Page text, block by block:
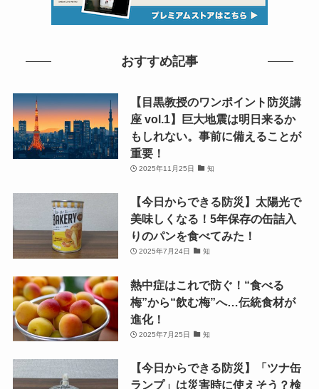
おすすめ記事
【目黒教授のワンポイント防災講
座 vol.1】巨大地震は明日来るか
もしれない。事前に備えることが
重要！
2025年11月25日 知
【今日からできる防災】太陽光で
美味しくなる！5年保存の缶詰入
りのパンを食べてみた！
2025年7月24日 知
熱中症はこれで防ぐ！“食べる
梅”から“飲む梅”へ…伝統食材が
進化！
2025年7月25日 知
【今日からできる防災】「ツナ缶
ランプ」は災害時に使えそう？検